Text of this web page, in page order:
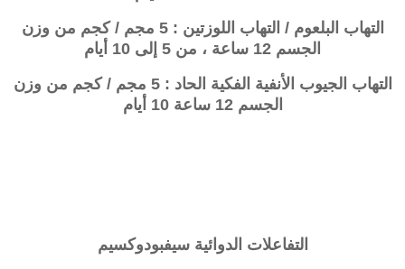
التهاب البلعوم / التهاب اللوزتين : 5 مجم / كجم من وزن
الجسم 12 ساعة ، من 5 إلى 10 أيام
التهاب الجيوب الأنفية الفكية الحاد : 5 مجم / كجم من وزن
الجسم 12 ساعة 10 أيام
التفاعلات الدوائيةسيفبودوكسيم